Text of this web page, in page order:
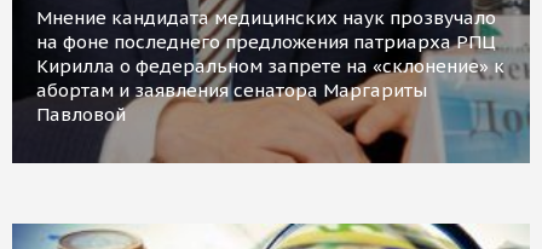
Мнение кандидата медицинских наук прозвучало
на фоне последнего предложения патриарха РПЦ
Кирилла о федеральном запрете на «склонение» к
абортам и заявления сенатора Маргариты
Павловой